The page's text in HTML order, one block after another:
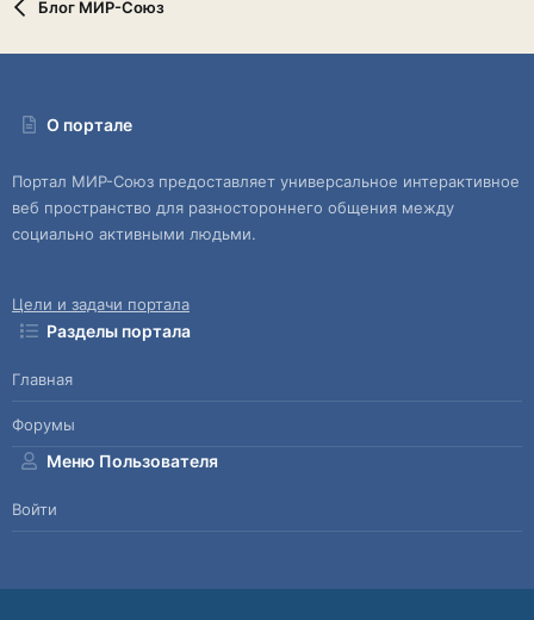
Блог МИР-Союз
О портале
Портал МИР-Союз предоставляет универсальное интерактивное
веб пространство для разностороннего общения между
социально активными людьми.
Цели и задачи портала
Разделы портала
Главная
Форумы
Меню Пользователя
Войти